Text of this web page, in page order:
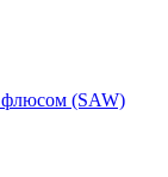
флюсом (SAW)